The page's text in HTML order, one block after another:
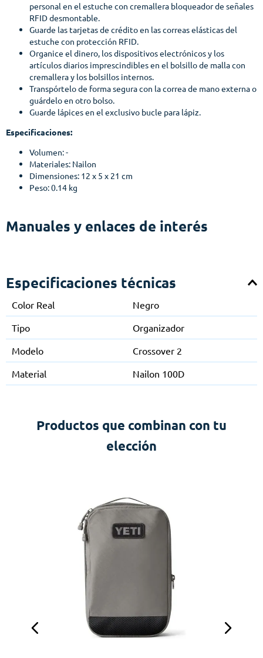
personal en el estuche con cremallera bloqueador de señales
RFID desmontable.
Guarde las tarjetas de crédito en las correas elásticas del
estuche con protección RFID.
Organice el dinero, los dispositivos electrónicos y los
artículos diarios imprescindibles en el bolsillo de malla con
cremallera y los bolsillos internos.
Transpórtelo de forma segura con la correa de mano externa o
guárdelo en otro bolso.
Guarde lápices en el exclusivo bucle para lápiz.
Especificaciones:
Volumen: -
Materiales: Nailon
Dimensiones: 12 x 5 x 21 cm
Peso: 0.14 kg
Manuales y enlaces de interés
Especificaciones técnicas
Color Real
Negro
Tipo
Organizador
Modelo
Crossover 2
Material
Nailon 100D
Productos que combinan con tu
elección